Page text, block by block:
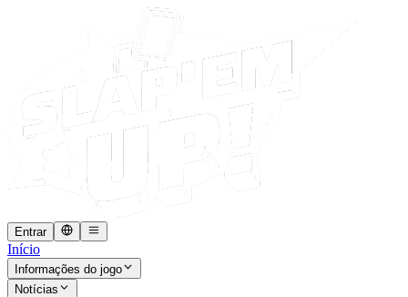
Entrar
Início
Informações do jogo
Notícias